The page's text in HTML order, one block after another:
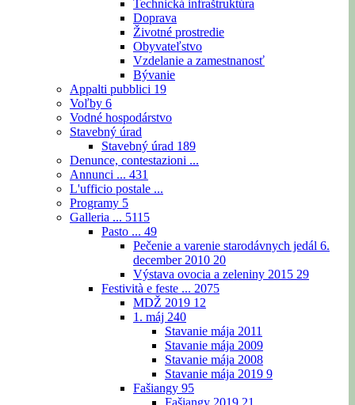
Technická infraštruktúra
Doprava
Životné prostredie
Obyvateľstvo
Vzdelanie a zamestnanosť
Bývanie
Appalti pubblici 19
Voľby 6
Vodné hospodárstvo
Stavebný úrad
Stavebný úrad 189
Denunce, contestazioni ...
Annunci ... 431
L'ufficio postale ...
Programy 5
Galleria ... 5115
Pasto ... 49
Pečenie a varenie starodávnych jedál 6.
december 2010 20
Výstava ovocia a zeleniny 2015 29
Festività e feste ... 2075
MDŽ 2019 12
1. máj 240
Stavanie mája 2011
Stavanie mája 2009
Stavanie mája 2008
Stavanie mája 2019 9
Fašiangy 95
Fašiangy 2019 21